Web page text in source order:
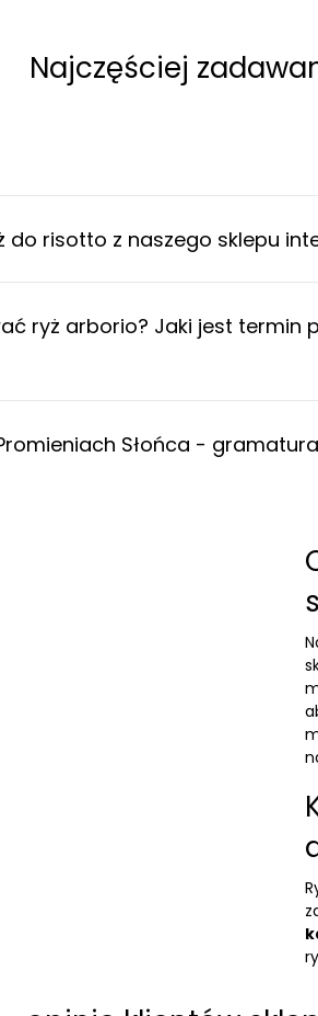
Najczęściej
risotto z naszego sklepu
ryż arborio? Jaki jest
Słońca -